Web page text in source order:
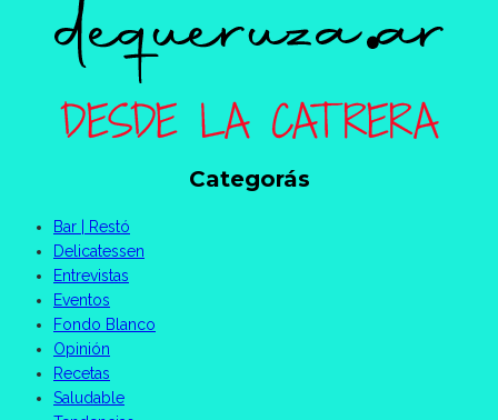
Categorás
Bar | Restó
Delicatessen
Entrevistas
Eventos
Fondo Blanco
Opinión
Recetas
Saludable